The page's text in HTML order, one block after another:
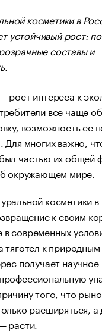
косметики в
устойчивый рост:
составы и
рост интереса к
все чаще
возможность ее
Для многих важно,
частью их общей
окружающем мире.
косметики
к своим
современных
тяготел к
получает научное
того, что
расширяться, а
расти.